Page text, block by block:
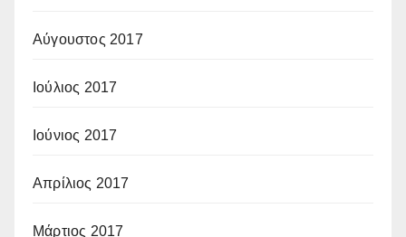
Αύγουστος 2017
Ιούλιος 2017
Ιούνιος 2017
Απρίλιος 2017
Μάρτιος 2017